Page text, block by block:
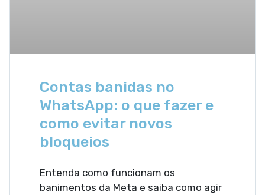
Contas banidas no
WhatsApp: o que fazer e
como evitar novos
bloqueios
Entenda como funcionam os
banimentos da Meta e saiba como agir